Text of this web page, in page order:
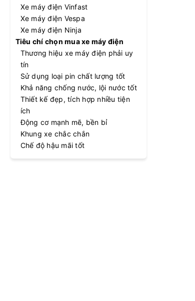
Xe máy điện Vinfast
Xe máy điện Vespa
Xe máy điện Ninja
Tiêu chí chọn mua xe máy điện
Thương hiệu xe máy điện phải uy
tín
Sử dụng loại pin chất lượng tốt
Khả năng chống nước, lội nước tốt
Thiết kế đẹp, tích hợp nhiều tiện
ích
Động cơ mạnh mẽ, bền bỉ
Khung xe chắc chắn
Chế độ hậu mãi tốt